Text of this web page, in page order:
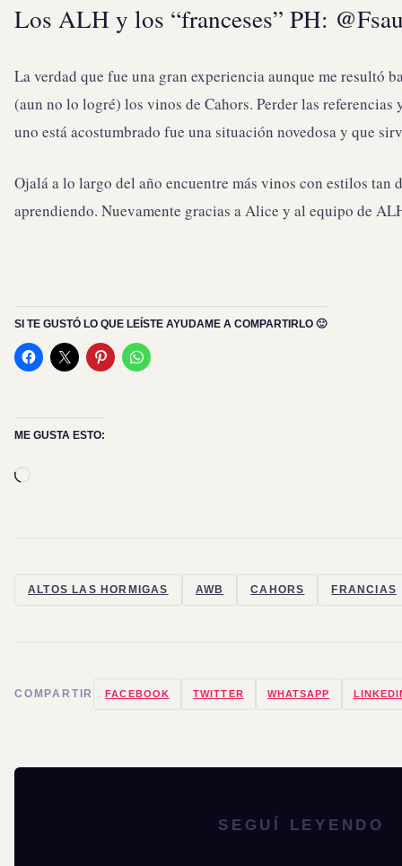
Los ALH y los “franceses” PH:
La verdad que fue una gran experiencia aunque me resultó
(aun no lo logré) los vinos de Cahors. Perder las referencias
uno está acostumbrado fue una situación novedosa y que
Ojalá a lo largo del año encuentre más vinos con estilos tan
aprendiendo. Nuevamente gracias a Alice y al equipo de
SI TE GUSTÓ LO QUE LEÍSTE AYUDAME A COMPARTIRLO 🙂
ME GUSTA ESTO:
ALTOS LAS HORMIGAS AWB CAHORS FRANCIAS
COMPARTIR FACEBOOK TWITTER WHATSAPP
SEGUÍ LEYENDO